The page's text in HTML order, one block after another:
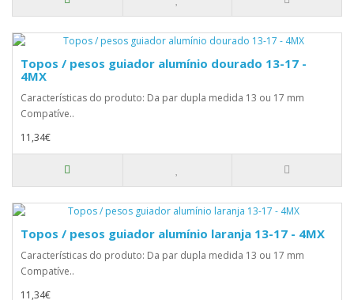
Topos / pesos guiador alumínio dourado 13-17 -
4MX
Características do produto: Da par dupla medida 13 ou 17 mm
Compatíve..
11,34€
Topos / pesos guiador alumínio laranja 13-17 - 4MX
Características do produto: Da par dupla medida 13 ou 17 mm
Compatíve..
11,34€